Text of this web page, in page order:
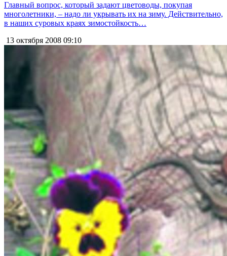
Главный вопрос, который задают цветоводы, покупая
многолетники, – надо ли укрывать их на зиму. Действительно,
в наших суровых краях зимостойкость…
13 октября 2008 09:10